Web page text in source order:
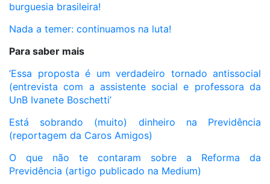
burguesia brasileira!
Nada a temer: continuamos na luta!
Para saber mais
‘Essa proposta é um verdadeiro tornado antissocial
(entrevista com a assistente social e professora da
UnB Ivanete Boschetti’
Está sobrando (muito) dinheiro na Previdência
(reportagem da Caros Amigos)
O que não te contaram sobre a Reforma da
Previdência (artigo publicado na Medium)